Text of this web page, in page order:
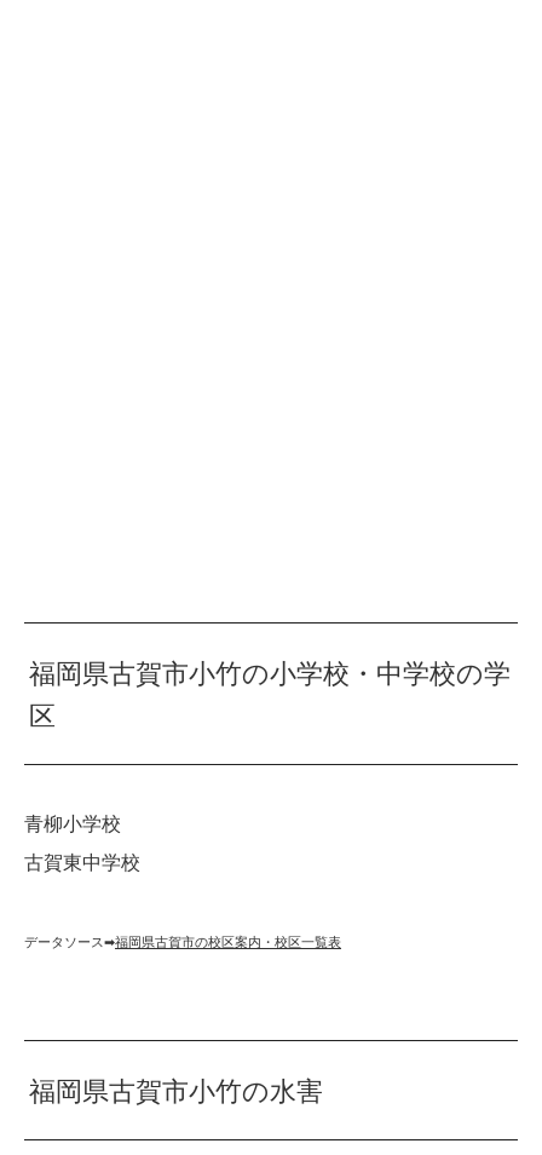
福岡県古賀市小竹の小学校・中学校の学
区
青柳小学校
古賀東中学校
データソース➡︎福岡県古賀市の校区案内・校区一覧表
福岡県古賀市小竹の水害